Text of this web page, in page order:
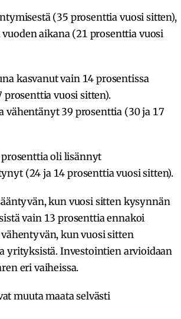
(35 prosenttia vuosi sitten),
aikana (21 prosenttia vuosi
kasvanut vain 14 prosentissa
vuosi sitten).
vähentänyt 39 prosenttia (30 ja 17
oli lisännyt
(24 ja 14 prosenttia vuosi sitten).
kun vuosi sitten kysynnän
vain 13 prosenttia ennakoi
kun vuosi sitten
yrityksistä. Investointien arvioidaan
eri vaiheissa.
muuta maata selvästi